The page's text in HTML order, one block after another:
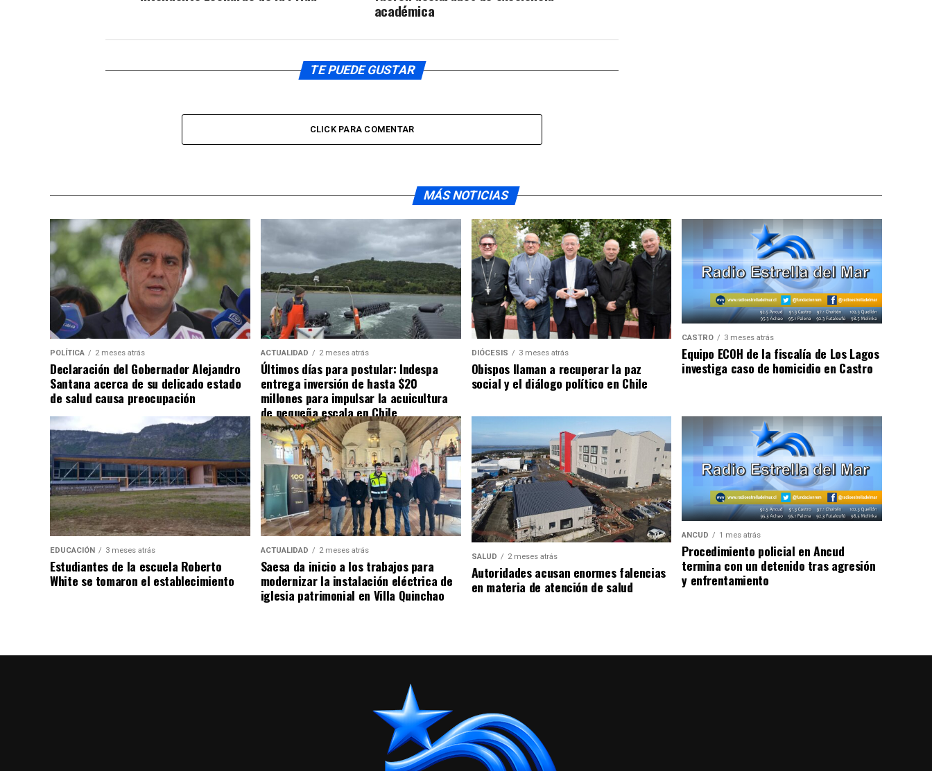
académica
TE PUEDE GUSTAR
CLICK PARA COMENTAR
MÁS NOTICIAS
POLÍTICA 2 meses atrás
Declaración del Gobernador Alejandro
Santana acerca de su delicado estado
de salud causa preocupación
ACTUALIDAD 2 meses atrás
Últimos días para postular: Indespa
entrega inversión de hasta $20
millones para impulsar la acuicultura
de pequeña escala en Chile
DIÓCESIS 3 meses atrás
Obispos llaman a recuperar la paz
social y el diálogo político en Chile
CASTRO 3 meses atrás
Equipo ECOH de la fiscalía de Los Lagos
investiga caso de homicidio en Castro
EDUCACIÓN 3 meses atrás
Estudiantes de la escuela Roberto
White se tomaron el establecimiento
ACTUALIDAD 2 meses atrás
Saesa da inicio a los trabajos para
modernizar la instalación eléctrica de
iglesia patrimonial en Villa Quinchao
SALUD 2 meses atrás
Autoridades acusan enormes falencias
en materia de atención de salud
ANCUD 1 mes atrás
Procedimiento policial en Ancud
termina con un detenido tras agresión
y enfrentamiento